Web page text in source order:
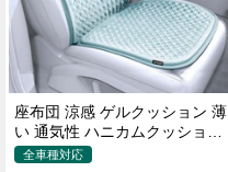
座布団 涼感 ゲルクッション 薄
い 通気性 ハニカムクッション
四季通用 おすすめ
全車種対応